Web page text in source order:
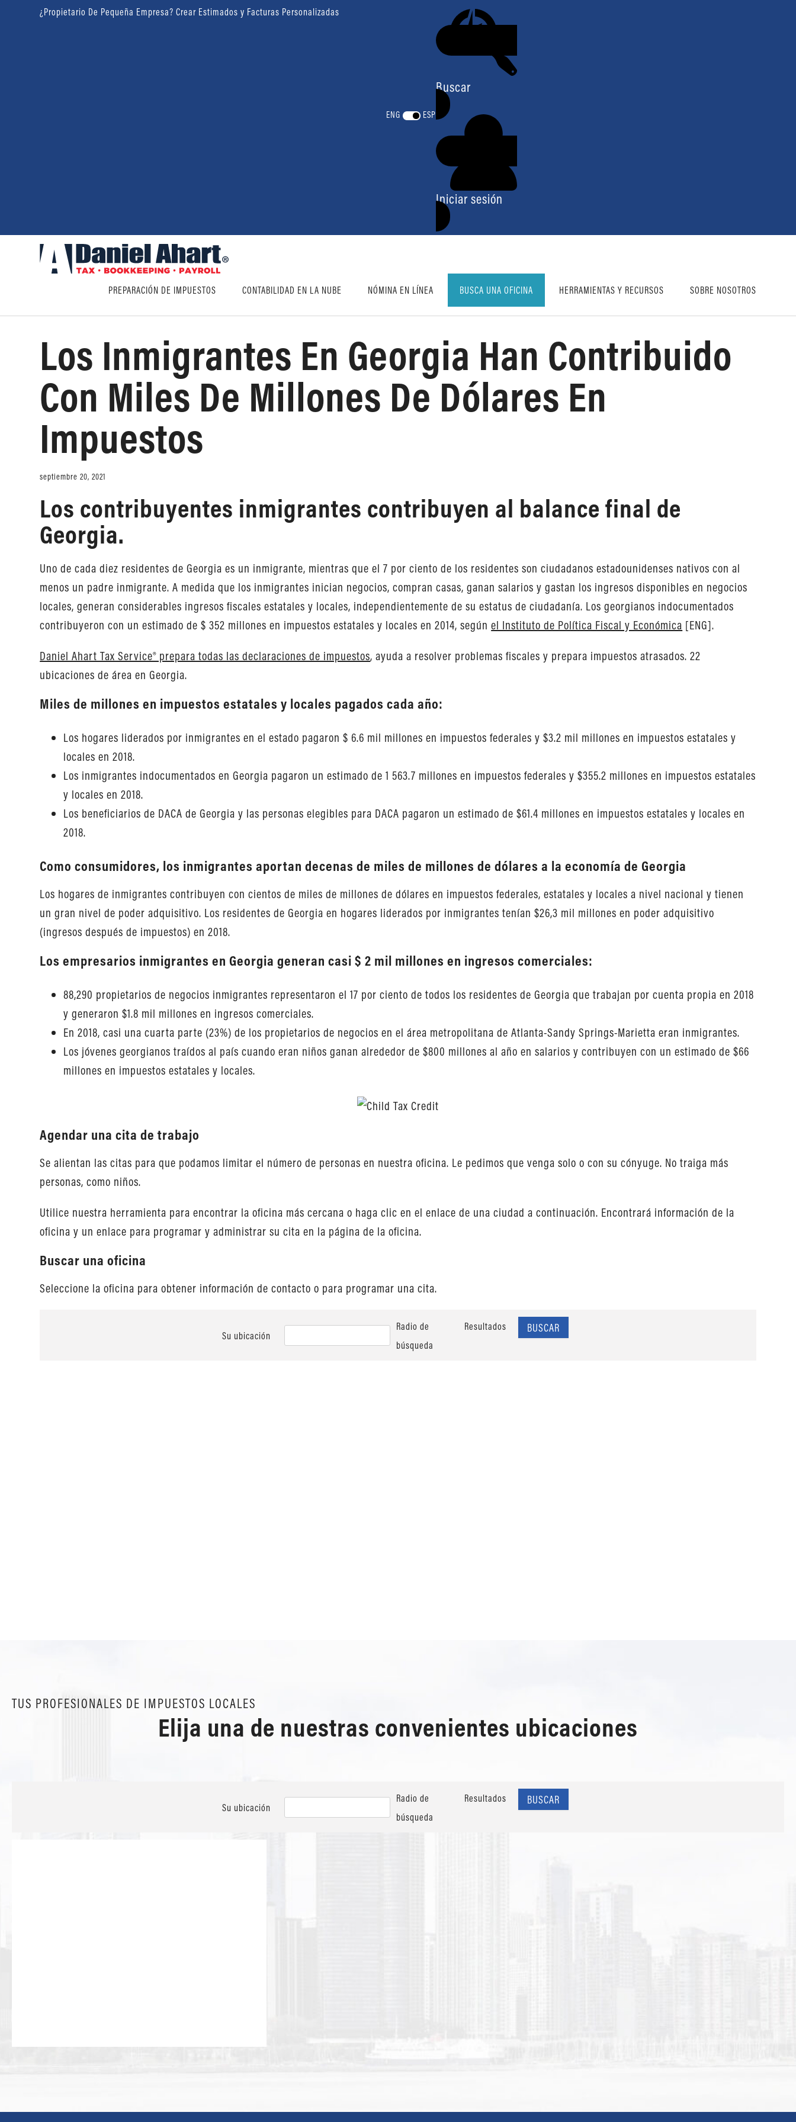
¿Propietario De Pequeña Empresa? Crear Estimados y Facturas Personalizadas
ENG ESP
Buscar
Iniciar sesión
PREPARACIÓN DE IMPUESTOS CONTABILIDAD EN LA NUBE NÓMINA EN LÍNEA BUSCA UNA OFICINA HERRAMIENTAS Y RECURSOS SOBRE NOSOTROS
Los Inmigrantes En Georgia Han Contribuido
Con Miles De Millones De Dólares En
Impuestos
septiembre 20, 2021
Los contribuyentes inmigrantes contribuyen al balance final de
Georgia.
Uno de cada diez residentes de Georgia es un inmigrante, mientras que el 7 por ciento de los residentes son ciudadanos estadounidenses nativos con al
menos un padre inmigrante. A medida que los inmigrantes inician negocios, compran casas, ganan salarios y gastan los ingresos disponibles en negocios
locales, generan considerables ingresos fiscales estatales y locales, independientemente de su estatus de ciudadanía. Los georgianos indocumentados
contribuyeron con un estimado de $ 352 millones en impuestos estatales y locales en 2014, segúnel Instituto de Política Fiscal y Económica [ENG].
Daniel Ahart Tax Service® prepara todas las declaraciones de impuestos, ayuda a resolver problemas fiscales y prepara impuestos atrasados. 22
ubicaciones de área en Georgia.
Miles de millones en impuestos estatales y locales pagados cada año:
Los hogares liderados por inmigrantes en el estado pagaron $ 6.6 mil millones en impuestos federales y $3.2 mil millones en impuestos estatales y
locales en 2018.
Los inmigrantes indocumentados en Georgia pagaron un estimado de 1 563.7 millones en impuestos federales y $355.2 millones en impuestos estatales
y locales en 2018.
Los beneficiarios de DACA de Georgia y las personas elegibles para DACA pagaron un estimado de $61.4 millones en impuestos estatales y locales en
2018.
Como consumidores, los inmigrantes aportan decenas de miles de millones de dólares a la economía de Georgia
Los hogares de inmigrantes contribuyen con cientos de miles de millones de dólares en impuestos federales, estatales y locales a nivel nacional y tienen
un gran nivel de poder adquisitivo. Los residentes de Georgia en hogares liderados por inmigrantes tenían $26,3 mil millones en poder adquisitivo
(ingresos después de impuestos) en 2018.
Los empresarios inmigrantes en Georgia generan casi $ 2 mil millones en ingresos comerciales:
88,290 propietarios de negocios inmigrantes representaron el 17 por ciento de todos los residentes de Georgia que trabajan por cuenta propia en 2018
y generaron $1.8 mil millones en ingresos comerciales.
En 2018, casi una cuarta parte (23%) de los propietarios de negocios en el área metropolitana de Atlanta-Sandy Springs-Marietta eran inmigrantes.
Los jóvenes georgianos traídos al país cuando eran niños ganan alrededor de $800 millones al año en salarios y contribuyen con un estimado de $66
millones en impuestos estatales y locales.
Agendar una cita de trabajo
Se alientan las citas para que podamos limitar el número de personas en nuestra oficina. Le pedimos que venga solo o con su cónyuge. No traiga más
personas, como niños.
Utilice nuestra herramienta para encontrar la oficina más cercana o haga clic en el enlace de una ciudad a continuación. Encontrará información de la
oficina y un enlace para programar y administrar su cita en la página de la oficina.
Buscar una oficina
Seleccione la oficina para obtener información de contacto o para programar una cita.
Su ubicación
Radio de
búsqueda
Resultados
TUS PROFESIONALES DE IMPUESTOS LOCALES
Elija una de nuestras convenientes ubicaciones
Su ubicación
Radio de
búsqueda
Resultados